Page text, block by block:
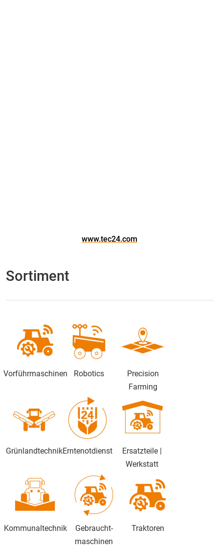
www.tec24.com
Sortiment
Vorführmaschinen Robotics
Precision
Farming
GrünlandtechnikErntenotdienst
Ersatzteile |
Werkstatt
Kommunaltechnik
Gebraucht-
maschinen
Traktoren